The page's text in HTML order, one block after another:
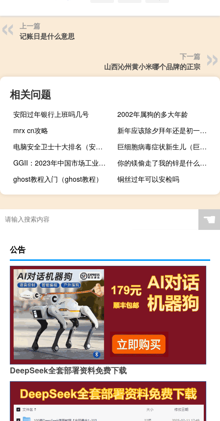
上一篇
记账日是什么意思
下一篇
山西沁州黄小米哪个品牌的正宗
相关问题
安阳过年银行上班吗几号
2002年属狗的多大年龄
mrx cn攻略
新年应该除夕拜年还是初一拜年
电脑安全卫士十大排名（安全卫士排行榜）
巨细胞病毒症状新生儿（巨细胞病毒症状）
GGII：2023年中国市场工业机器人全年销量32.6万台 同比增速为7.59%
你的镁偷走了我的锌是什么意思什么梗
ghost教程入门（ghost教程）
铜丝过年可以安检吗
☚
公告
DeepSeek全套部署资料免费下载